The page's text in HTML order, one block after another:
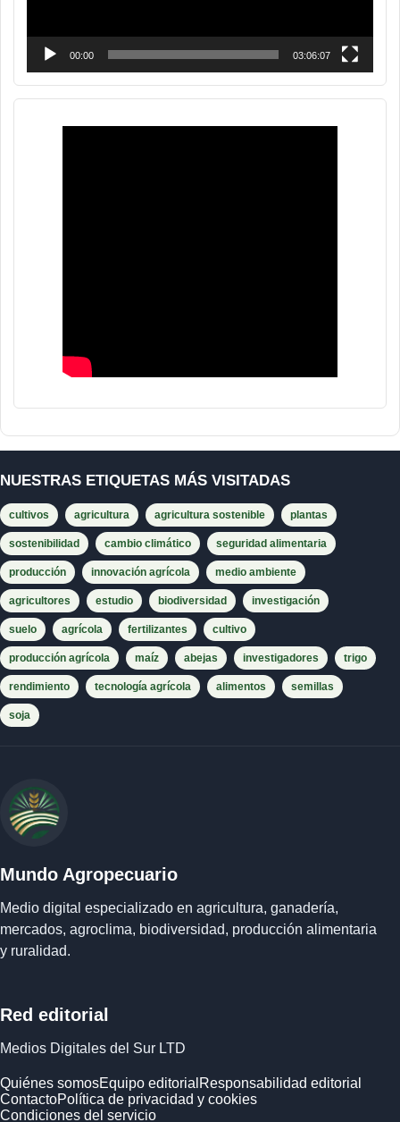
00:00 03:06:07
NUESTRAS ETIQUETAS MÁS VISITADAS
cultivos agricultura agricultura sostenible plantas
sostenibilidad cambio climático seguridad alimentaria
producción innovación agrícola medio ambiente
agricultores estudio biodiversidad investigación
suelo agrícola fertilizantes cultivo
producción agrícola maíz abejas investigadores trigo
rendimiento tecnología agrícola alimentos semillas
soja
Mundo Agropecuario
Medio digital especializado en agricultura, ganadería,
mercados, agroclima, biodiversidad, producción alimentaria
y ruralidad.
Red editorial
Medios Digitales del Sur LTD
Quiénes somosEquipo editorial Responsabilidad editorial
ContactoPolítica de privacidad y cookies
Condiciones del servicio